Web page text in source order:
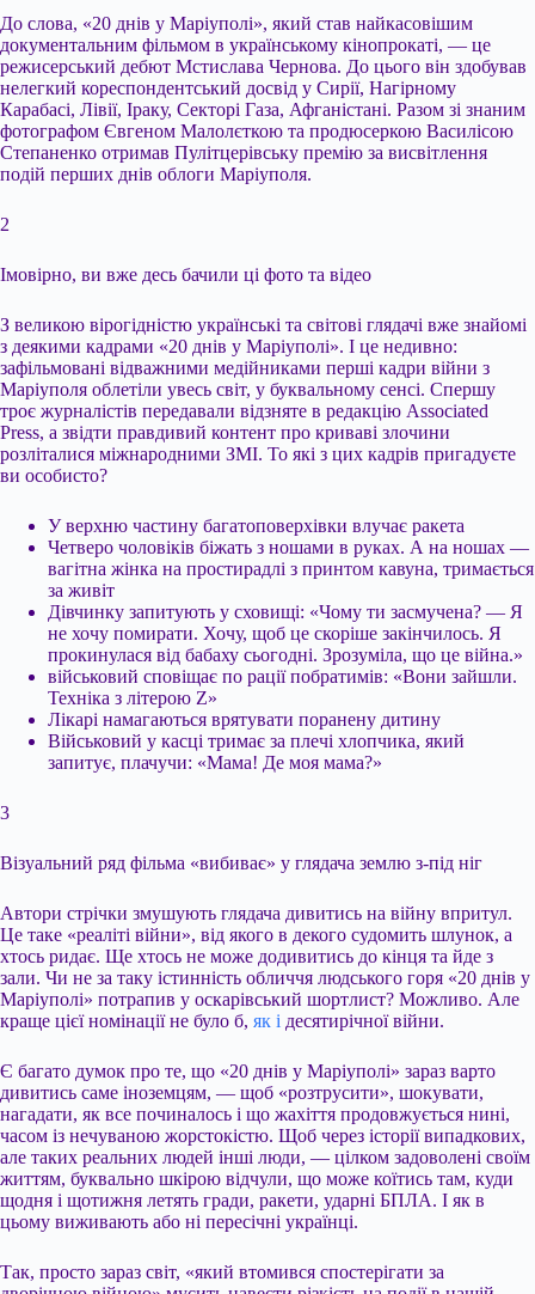
До слова, «20 днів у Маріуполі», який став найкасовішим
документальним фільмом в українському кінопрокаті, — це
режисерський дебют Мстислава Чернова. До цього він здобував
нелегкий кореспондентський досвід у Сирії, Нагірному
Карабасі, Лівії, Іраку, Секторі Газа, Афганістані. Разом зі знаним
фотографом Євгеном Малолєткою та продюсеркою Василісою
Степаненко отримав Пулітцерівську премію за висвітлення
подій перших днів облоги Маріуполя.
2
Імовірно, ви вже десь бачили ці фото та відео
З великою вірогідністю українські та світові глядачі вже знайомі
з деякими кадрами «20 днів у Маріуполі». І це недивно:
зафільмовані відважними медійниками перші кадри війни з
Маріуполя облетіли увесь світ, у буквальному сенсі. Спершу
троє журналістів передавали відзняте в редакцію Associated
Press, а звідти правдивий контент про криваві злочини
розліталися міжнародними ЗМІ. То які з цих кадрів пригадуєте
ви особисто?
У верхню частину багатоповерхівки влучає ракета
Четверо чоловіків біжать з ношами в руках. А на ношах —
вагітна жінка на простирадлі з принтом кавуна, тримається
за живіт
Дівчинку запитують у сховищі: «Чому ти засмучена? — Я
не хочу помирати. Хочу, щоб це скоріше закінчилось. Я
прокинулася від бабаху сьогодні. Зрозуміла, що це війна.»
військовий сповіщає по рації побратимів: «Вони зайшли.
Техніка з літерою Z»
Лікарі намагаються врятувати поранену дитину
Військовий у касці тримає за плечі хлопчика, який
запитує, плачучи: «Мама! Де моя мама?»
3
Візуальний ряд фільма «вибиває» у глядача землю з-під ніг
Автори стрічки змушують глядача дивитись на війну впритул.
Це таке «реаліті війни», від якого в декого судомить шлунок, а
хтось ридає. Ще хтось не може додивитись до кінця та йде з
зали. Чи не за таку істинність обличчя людського горя «20 днів у
Маріуполі» потрапив у оскарівський шортлист? Можливо. Але
краще цієї номінації не було б, як і десятирічної війни.
Є багато думок про те, що «20 днів у Маріуполі» зараз варто
дивитись саме іноземцям, — щоб «розтрусити», шокувати,
нагадати, як все починалось і що жахіття продовжується нині,
часом із нечуваною жорстокістю. Щоб через історії випадкових,
але таких реальних людей інші люди, — цілком задоволені своїм
життям, буквально шкірою відчули, що може коїтись там, куди
щодня і щотижня летять гради, ракети, ударні БПЛА. І як в
цьому виживають або ні пересічні українці.
Так, просто зараз світ, «який втомився спостерігати за